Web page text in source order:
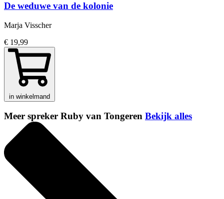
De weduwe van de kolonie
Marja Visscher
€ 19,99
in winkelmand
Meer spreker Ruby van Tongeren Bekijk alles